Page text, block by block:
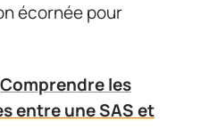
écornée pour
Comprendre les
entre une SAS et